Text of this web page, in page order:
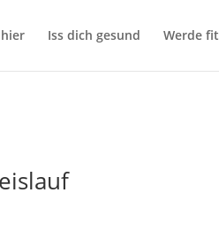
Iss dich gesund Werde fit